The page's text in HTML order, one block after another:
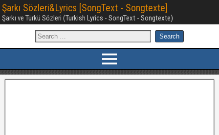
Şarkı Sözleri&Lyrics [SongText - Songtexte]
Şarkı ve Türkü Sözleri (Turkish Lyrics - SongText - Songtexte)